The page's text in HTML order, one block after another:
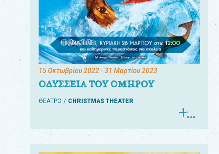
15 Οκτωβρίου 2022- 31 Μαρτίου 2023
ΟΔΥΣΣΕΙΑ ΤΟΥ ΟΜΗΡΟΥ
ΘΕΑΤΡΟ CHRISTMAS THEATER